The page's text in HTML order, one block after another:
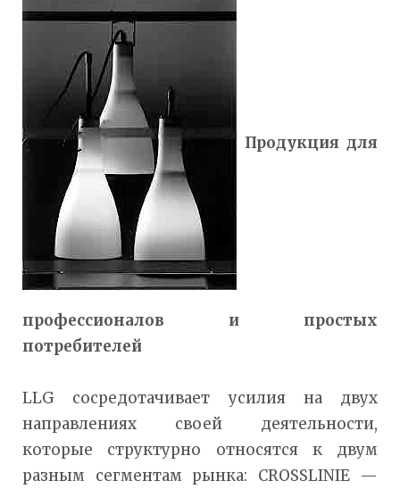
Продукция для
профессионалов и простых
потребителей
LLG сосредотачивает усилия на двух
направлениях своей деятельности,
которые структурно относятся к двум
разным сегментам рынка: CROSSLINIE —